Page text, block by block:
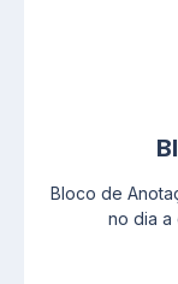
Bloco de
no dia a